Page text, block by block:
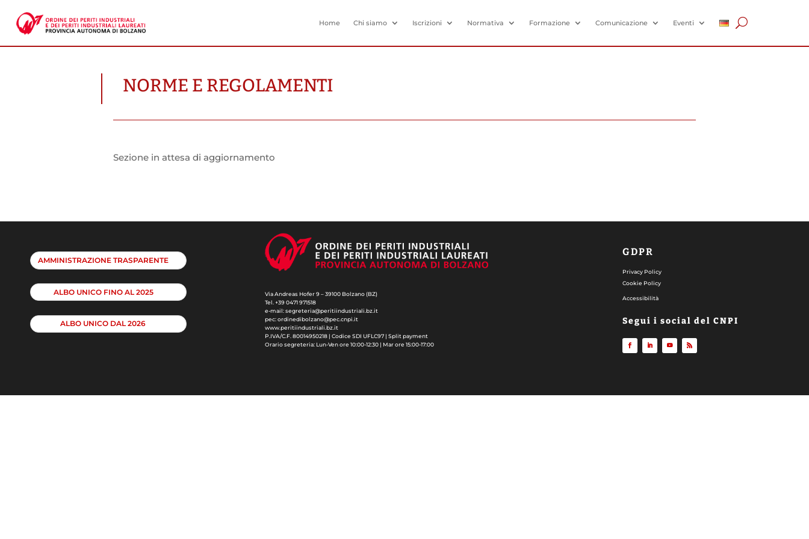
Home Chi siamo Iscrizioni Normativa Formazione Comunicazione Eventi
NORME E REGOLAMENTI
Sezione in attesa di aggiornamento
AMMINISTRAZIONE TRASPARENTE
ALBO UNICO FINO AL 2025
ALBO UNICO DAL 2026
Via Andreas Hofer 9 – 39100 Bolzano (BZ)
Tel. +39 0471 971518
e-mail: segreteria@peritiindustriali.bz.it
pec: ordinedibolzano@pec.cnpi.it
www.peritiindustriali.bz.it
P.IVA/C.F. 80014950218 | Codice SDI UFLC97 | Split payment
Orario segreteria: Lun-Ven ore 10:00-12:30 | Mar ore 15:00-17:00
GDPR
Privacy Policy
Cookie Policy
Accessibilità
Segui i social del CNPI